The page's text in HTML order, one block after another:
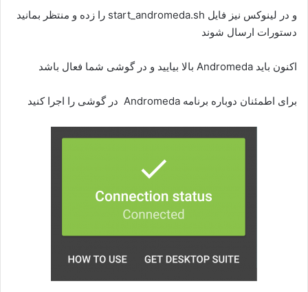
و در لینوکس نیز فایل start_andromeda.sh را زده و منتظر بمانید
دستورات ارسال شوند
اکنون باید Andromeda بالا بیایید و در گوشی شما فعال باشد
برای اطمئنان دوباره برنامه Andromeda در گوشی را اجرا کنید